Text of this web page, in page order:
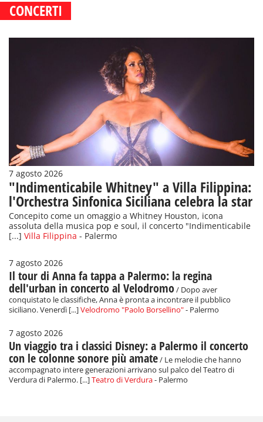
CONCERTI
7 agosto 2026
"Indimenticabile Whitney" a Villa Filippina:
l'Orchestra Sinfonica Siciliana celebra la star
Concepito come un omaggio a Whitney Houston, icona
assoluta della musica pop e soul, il concerto "Indimenticabile
[...] Villa Filippina - Palermo
7 agosto 2026
Il tour di Anna fa tappa a Palermo: la regina
dell'urban in concerto al Velodromo/ Dopo aver
conquistato le classifiche, Anna è pronta a incontrare il pubblico
siciliano. Venerdì [...]Velodromo "Paolo Borsellino"- Palermo
7 agosto 2026
Un viaggio tra i classici Disney: a Palermo il concerto
con le colonne sonore più amate/ Le melodie che hanno
accompagnato intere generazioni arrivano sul palco del Teatro di
Verdura di Palermo. [...]Teatro di Verdura- Palermo